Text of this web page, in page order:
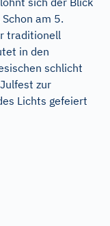
am 5.
traditionell
in den
schlicht
zur
Lichts gefeiert